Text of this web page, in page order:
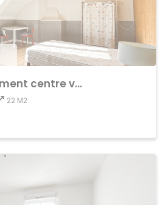
Achat Appartement centre ville
22 M2